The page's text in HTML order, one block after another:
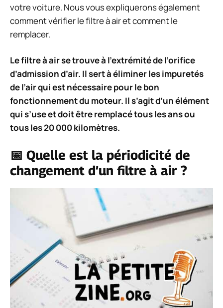
votre voiture. Nous vous expliquerons également
comment vérifier le filtre à air et comment le
remplacer.
Le filtre à air se trouve à l’extrémité de l’orifice
d’admission d’air. Il sert à éliminer les impuretés
de l’air qui est nécessaire pour le bon
fonctionnement du moteur. Il s’agit d’un élément
qui s’use et doit être remplacé tous les ans ou
tous les 20 000 kilomètres.
📅 Quelle est la périodicité de
changement d’un filtre à air ?